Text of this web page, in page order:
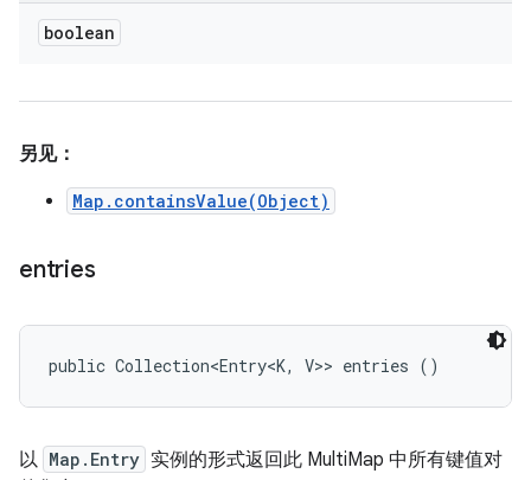
boolean
另见：
Map.containsValue(Object)
entries
public Collection<Entry<K, V>> entries ()
以 Map.Entry 实例的形式返回此 MultiMap 中所有键值对